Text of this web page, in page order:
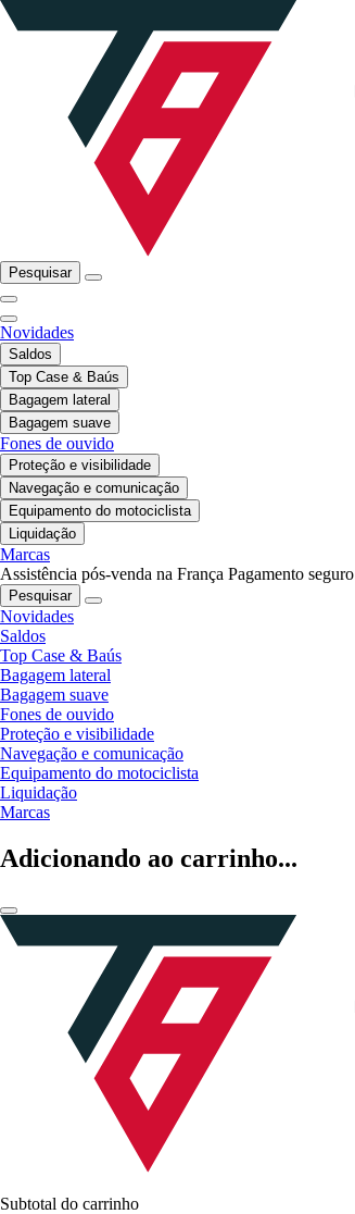
Pesquisar
Novidades
Saldos
Top Case & Baús
Bagagem lateral
Bagagem suave
Fones de ouvido
Proteção e visibilidade
Navegação e comunicação
Equipamento do motociclista
Liquidação
Marcas
Assistência pós-venda na França Pagamento seguro
Pesquisar
Novidades
Saldos
Top Case & Baús
Bagagem lateral
Bagagem suave
Fones de ouvido
Proteção e visibilidade
Navegação e comunicação
Equipamento do motociclista
Liquidação
Marcas
Adicionando ao carrinho...
Subtotal do carrinho